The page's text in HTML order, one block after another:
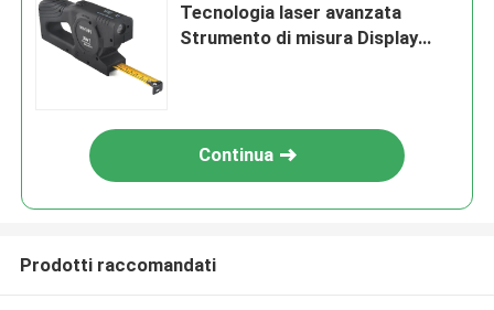
Tecnologia laser avanzata
Strumento di misura Display
Continua
Prodotti raccomandati